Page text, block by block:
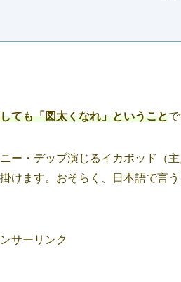
ても「図太くなれ」ということで
ー・デップ演じるイカボッド（
けます。おそらく、日本語で言
サーリンク